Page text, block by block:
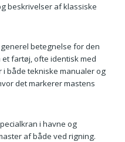
beskrivelser af klassiske
betegnelse for den
fartøj, ofte identisk med
både tekniske manualer og
det markerer mastens
i havne og
af både ved rigning.